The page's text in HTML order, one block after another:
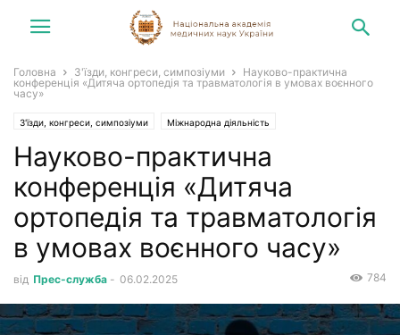
Головна З'їзди, конгреси, симпозіуми
Науково-практична
конференція «Дитяча ортопедія та травматологія в умовах воєнного
часу»
З'їзди, конгреси, симпозіуми Міжнародна діяльність
Конгреси, симпозіуми, зустрічі
Науково-практична
конференція «Дитяча
ортопедія та травматологія
в умовах воєнного часу»
від Прес-служба - 06.02.2025 784